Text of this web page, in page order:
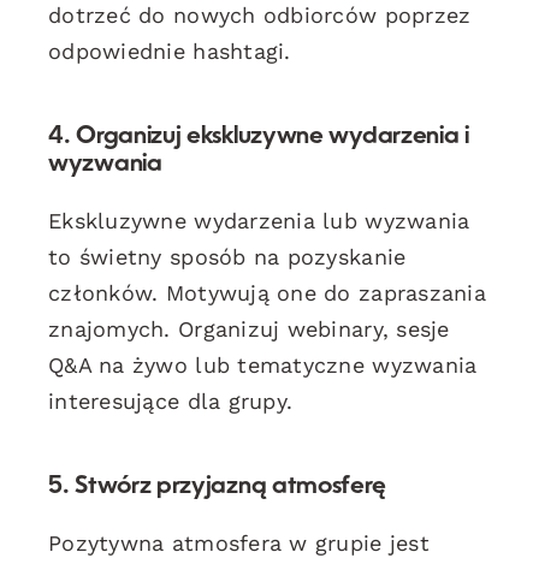
dotrzeć do nowych odbiorców poprzez
odpowiednie hashtagi.
4. Organizuj ekskluzywne wydarzenia i
wyzwania
Ekskluzywne wydarzenia lub wyzwania
to świetny sposób na pozyskanie
członków. Motywują one do zapraszania
znajomych. Organizuj webinary, sesje
Q&A na żywo lub tematyczne wyzwania
interesujące dla grupy.
5. Stwórz przyjazną atmosferę
Pozytywna atmosfera w grupie jest